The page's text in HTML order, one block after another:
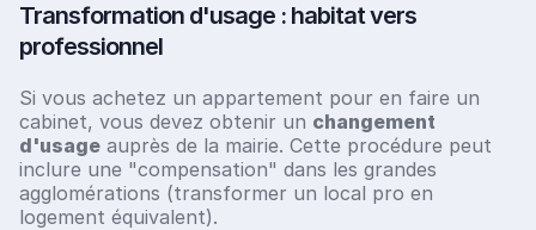
Transformation d'usage : habitat vers
professionnel
Si vous achetez un appartement pour en faire un
cabinet, vous devez obtenir un changement
d'usage auprès de la mairie. Cette procédure peut
inclure une "compensation" dans les grandes
agglomérations (transformer un local pro en
logement équivalent).